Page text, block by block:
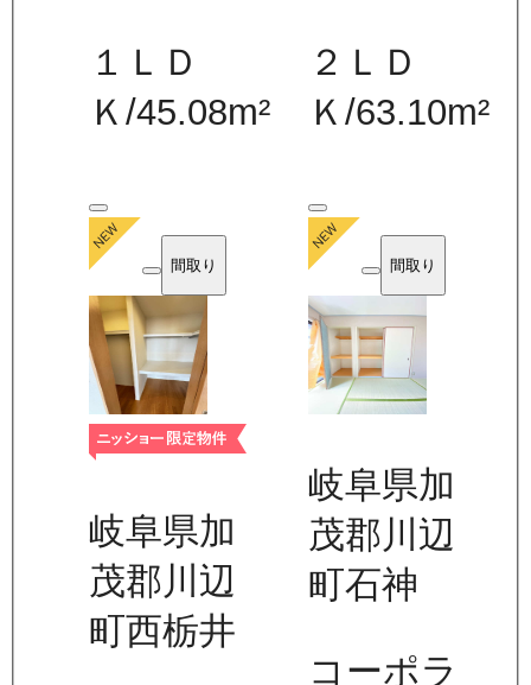
１ＬＤ
Ｋ/45.08m²
２ＬＤ
Ｋ /63.10m²
間取り
岐阜県加
茂郡川辺
町西栃井
間取り
岐阜県加
茂郡川辺
町石神
コーポラ